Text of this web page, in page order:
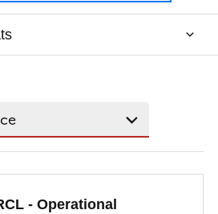
- Operational